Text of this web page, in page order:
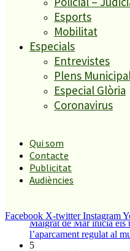
Esports
Mobilitat
Especials
Entrevistes
Plens
Especial Glòria
Coronavirus
Qui som
Contacte
Publicitat
Audiències
Facebook X-twitter Instagram
Enxampat l’autor de les
Es presenten 17
del carrer Passada
4
Malgrat de Mar inicia els
l’aparcament regulat al
5